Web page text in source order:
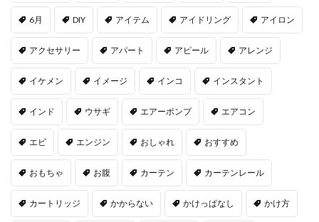
6月 DIY アイテム アイドリング アイロン
アクセサリー アパート アピール アレンジ
イケメン イメージ インコ インスタント
インド ウサギ エアーポンプ エアコン
エビ エンジン おしゃれ おすすめ
おもちゃ お腹 カーテン カーテンレール
カートリッジ かからない かけっぱなし かけ方